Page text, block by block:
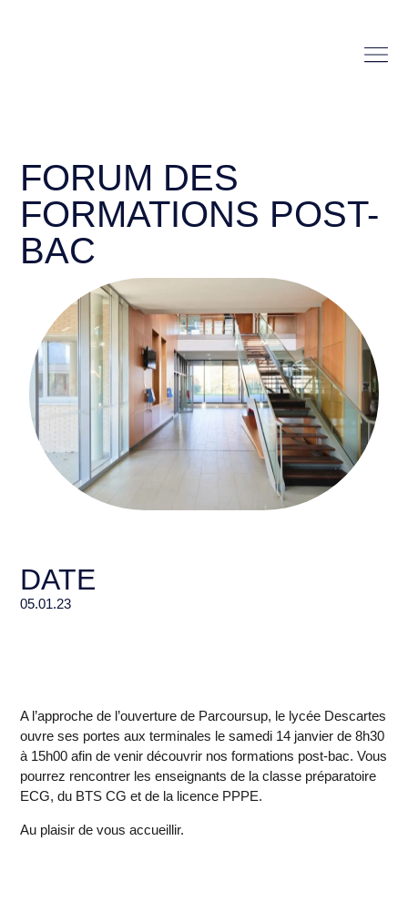
FORUM DES
FORMATIONS POST-
BAC
DATE
05.01.23
A l’approche de l’ouverture de Parcoursup, le lycée Descartes
ouvre ses portes aux terminales lesamedi 14 janvier de 8h30
à 15h00 afin de venir découvrir nosformations post-bac. Vous
pourrez rencontrer les enseignants de la classe préparatoire
ECG, du BTS CG et de la licence PPPE.
Au plaisir de vous accueillir.